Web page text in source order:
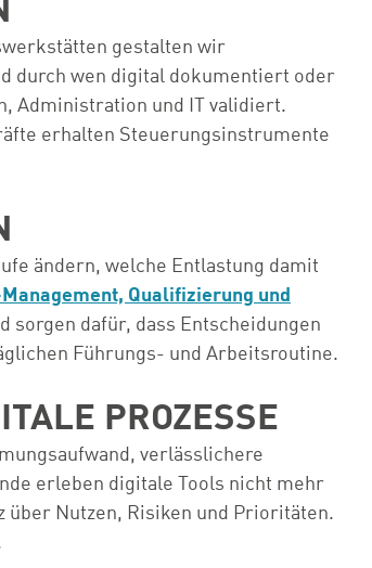
gestalten wir
durch wen digital dokumentiert oder
Administration und IT validiert.
erhalten Steuerungsinstrumente
ändern, welche Entlastung damit
Qualifizierung und
dafür, dass Entscheidungen
Führungs- und Arbeitsroutine.
PROZESSE
verlässlichere
erleben digitale Tools nicht mehr
über Nutzen, Risiken und Prioritäten.